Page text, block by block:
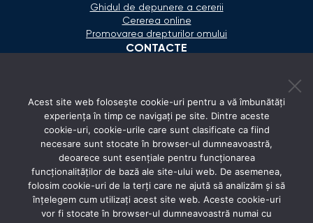
Ghidul de depunere a cererii
Cererea online
Promovarea drepturilor omului
CONTACTE
secretariat@ombudsman.md
Strada Calea Ieşilor 11/3, Chişinău
Luni - Vineri: 08:00 - 17:00
REȚELE SOCIALE
Acest site web folosește cookie-uri pentru a vă îmbunătăți
experiența în timp ce navigați pe site. Dintre aceste
cookie-uri, cookie-urile care sunt clasificate ca fiind
necesare sunt stocate în browser-ul dumneavoastră,
deoarece sunt esențiale pentru funcționarea
funcționalităților de bază ale site-ului web. De asemenea,
folosim cookie-uri de la terți care ne ajută să analizăm și să
înțelegem cum utilizați acest site web. Aceste cookie-uri
vor fi stocate în browser-ul dumneavoastră numai cu